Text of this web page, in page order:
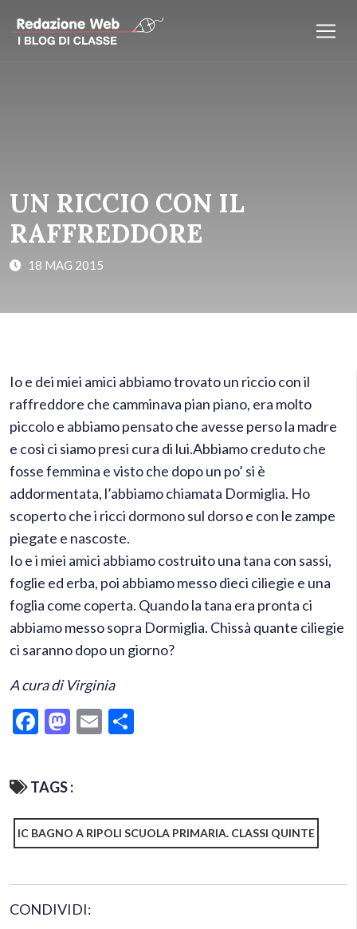
UN RICCIO CON IL
RAFFREDDORE
18 MAG 2015
Io e dei miei amici abbiamo trovato un riccio con il
raffreddore che camminava pian piano, era molto
piccolo e abbiamo pensato che avesse perso la madre
e così ci siamo presi cura di lui.Abbiamo creduto che
fosse femmina e visto che dopo un po’ si è
addormentata, l’abbiamo chiamata Dormiglia. Ho
scoperto che i ricci dormono sul dorso e con le zampe
piegate e nascoste.
Io e i miei amici abbiamo costruito una tana con sassi,
foglie ed erba, poi abbiamo messo dieci ciliegie e una
foglia come coperta. Quando la tana era pronta ci
abbiamo messo sopra Dormiglia. Chissà quante ciliegie
ci saranno dopo un giorno?
A cura di Virginia
Facebook
Mastodon
Email
TAGS :
IC BAGNO A RIPOLI SCUOLA PRIMARIA. CLASSI QUINTE
CONDIVIDI: